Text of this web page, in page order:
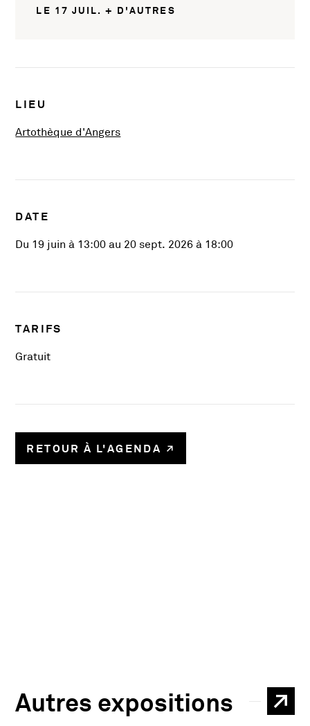
LE 17 JUIL. + D'AUTRES
LIEU
Artothèque d'Angers, Ouvre une nouvelle fenêtre
DATE
Du 19 juin à 13:00 au 20 sept. 2026 à 18:00
TARIFS
Gratuit
RETOUR À L'AGENDA
Autres expositions